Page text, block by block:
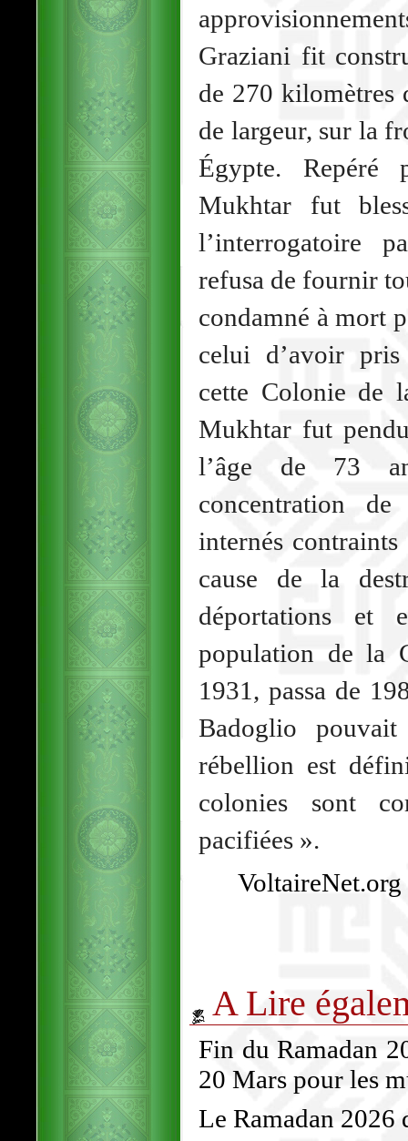
Graziani fit
de 270 kilomètres
de largeur, sur la
Égypte.
Mukhtar fut
l’interrogatoire
refusa de fournir
condamné à mort
celui d’avoir
cette Colonie de
Mukhtar fut
l’âge de 73
concentration
internés contraints
cause de la
déportations et
population de la
1931, passa de
Badoglio
rébellion est
colonies sont
pacifiées ».
A Lire
Fin du Ramadan
20 Mars pour les
Le Ramadan 2026